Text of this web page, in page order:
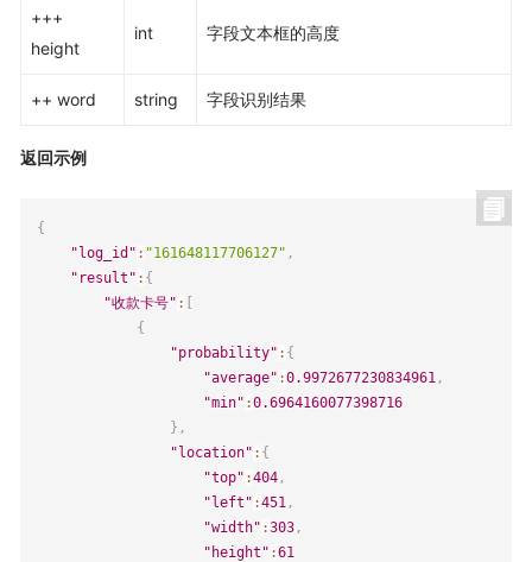
+++
height
int 字段文本框的高度
++ word string 字段识别结果
返回示例
{
"log_id" : "161648117706127" ,
"result" : {
"收款卡号" : [
{
"probability" : {
"average" :0.9972677230834961 ,
"min" :0.6964160077398716
} ,
"location" : {
"top" :404,
"left" :451 ,
"width" :303,
"height" :61